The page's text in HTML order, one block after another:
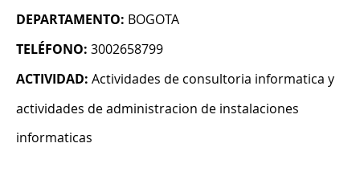
DEPARTAMENTO: BOGOTA
TELÉFONO: 3002658799
ACTIVIDAD: Actividades de consultoria informatica y
actividades de administracion de instalaciones
informaticas